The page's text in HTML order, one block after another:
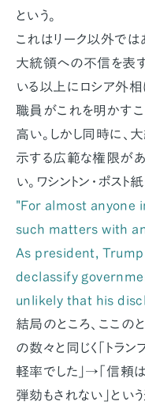
という。
これはリーク以外では
大統領への不信を表
いる以上にロシア外相
職員がこれを明かす
高い。しかし同時に、
示する広範な権限があ
い。ワシントン・ポスト
"For almost anyone
such matters with
As president,
declassify
unlikely that his
結局のところ、ここの
の数々と同じく「トラ
軽率でした」→「信頼
弾劾もされない」とい